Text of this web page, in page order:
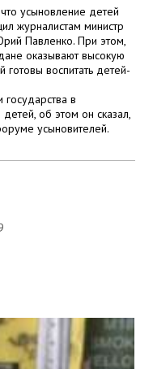
усыновление детей
журналистам министр
Павленко. При этом,
оказывают высокую
готовы воспитать детей-
в
об этом он сказал,
усыновителей.